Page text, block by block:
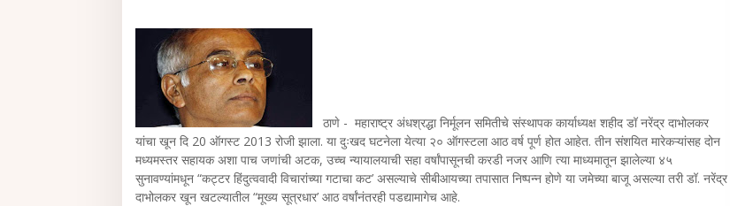
ठाणे - महाराष्ट्र अंधश्रद्धा निर्मूलन समितीचे संस्थापक कार्याध्यक्ष शहीद डॉ नरेंद्र दाभोलकर
यांचा खून दि 20 ऑगस्ट 2013 रोजी झाला. या दुःखद घटनेला येत्या २० ऑगस्टला आठ वर्ष पूर्ण होत आहेत. तीन संशयित मारेकऱ्यांसह दोन
मध्यमस्तर सहायक अशा पाच जणांची अटक, उच्च न्यायालयाची सहा वर्षांपासूनची करडी नजर आणि त्या माध्यमातून झालेल्या ४५
सुनावण्यांमधून “कट्टर हिंदुत्ववादी विचारांच्या गटाचा कट’ असल्याचे सीबीआयच्या तपासात निष्पन्न होणे या जमेच्या बाजू असल्या तरी डॉ. नरेंद्र
दाभोलकर खून खटल्यातील “मूख्य सूत्रधार’ आठ वर्षांनंतरही पडद्यामागेच आहे.